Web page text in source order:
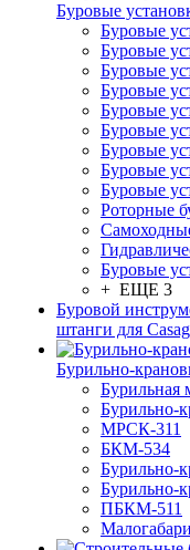
Буровые
Буровые
Буровые
Буровые
Буровые
Буровые
Буровые
Буровые
Буровые
Буровые
Роторные
Буровые
+ ЕЩЕ 3
Буровой
штанги для
Бурильно-
Бурильно-
МРСК-311
БКМ-534
Бурильно-
Бурильно-
ПБКМ-511